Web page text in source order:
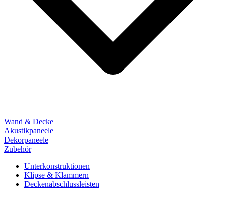
Wand & Decke
Akustikpaneele
Dekorpaneele
Zubehör
Unterkonstruktionen
Klipse & Klammern
Deckenabschlussleisten